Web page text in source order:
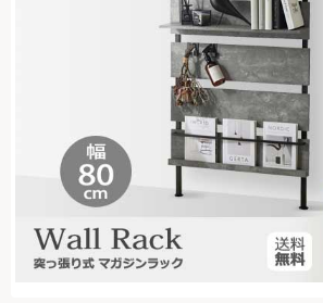
コラム
ご利用ガイド
よくある質問